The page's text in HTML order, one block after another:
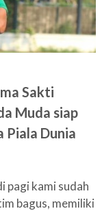
Sakti
Muda siap
Piala Dunia
pagi kami sudah
bagus, memiliki